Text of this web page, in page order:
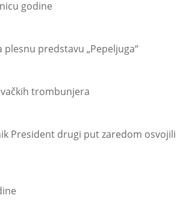
godine
predstavu „Pepeljuga“
trombunjera
President drugi put zaredom